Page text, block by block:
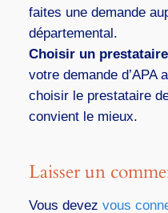
faites une demande
départemental.
Choisir un
votre demande d’APA
choisir le prestataire
convient le mieux.
Laisser un
Vous devez vous